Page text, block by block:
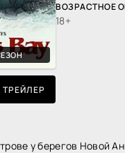
ВОЗРАСТНОЕ
18+
у берегов Новой